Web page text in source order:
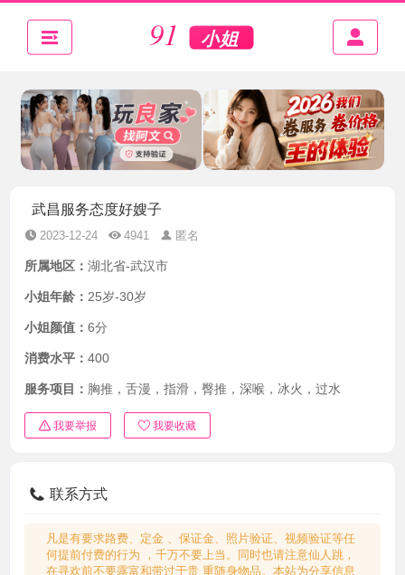
武昌服务态度好嫂子
2023-12-24 4941 匿名
所属地区： 湖北省-武汉市
小姐年龄： 25岁-30岁
小姐颜值： 6分
消费水平： 400
服务项目： 胸推，舌漫，指滑，臀推，深喉，冰火，过水
我要举报 我要收藏
联系方式
凡是有要求路费、定金 、保证金、照片验证、视频验证等任
何提前付费的行为 ，千万不要上当。同时也请注意仙人跳，
在寻欢前不要露富和带过于贵 重随身物品。本站为分享信息